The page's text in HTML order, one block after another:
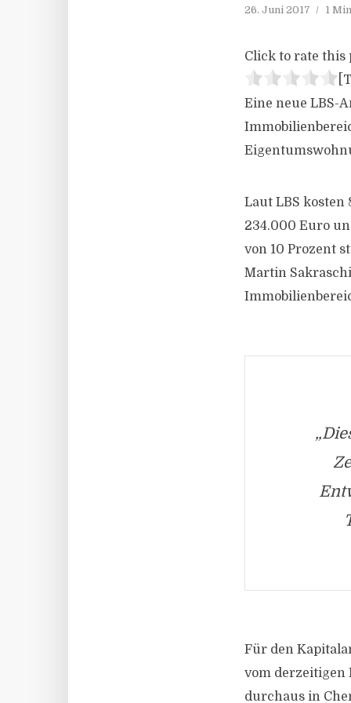
26. Juni 2017 1
Click to rate this
Eine neue LBS-
Laut LBS
234.000 Euro
von 10 Prozent
Martin
Für den
vom derzeitigen
durchaus in